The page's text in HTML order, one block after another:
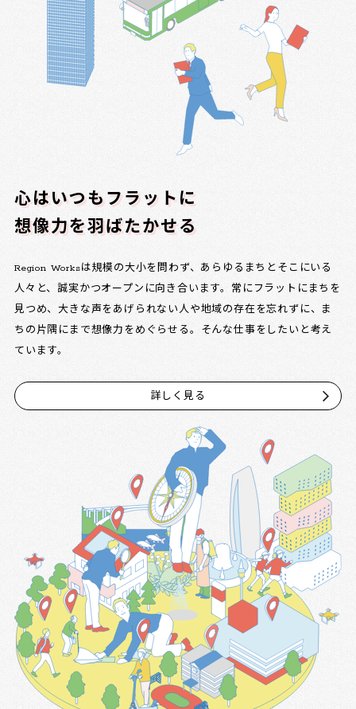
心はいつもフラットに
想像力を羽ばたかせる
Region Worksは規模の大小を問わず、あらゆるまちとそこにいる
人々と、誠実かつオープンに向き合います。常にフラットにまちを
見つめ、大きな声をあげられない人や地域の存在を忘れずに、ま
ちの片隅にまで想像力をめぐらせる。そんな仕事をしたいと考え
ています。
詳しく見る